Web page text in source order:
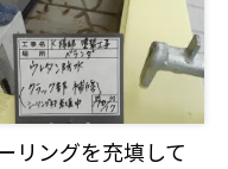
リングを充填して